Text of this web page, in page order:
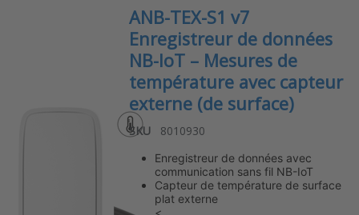
ANB-TEX-S1 v7
Enregistreur de données
NB-IoT – Mesures de
température avec capteur
externe (de surface)
SKU 8010930
Enregistreur de données avec
communication sans fil NB-IoT
Capteur de température de surface
plat externe